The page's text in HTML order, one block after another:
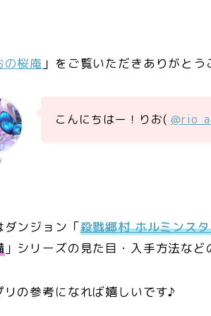
の桜庵 」をご覧いただきありがと
こんにちはー！りお(
ダンジョン「殺戮郷村 ホルミンス
」シリーズの見た目・入手方法な
リの参考になれば嬉しいです♪